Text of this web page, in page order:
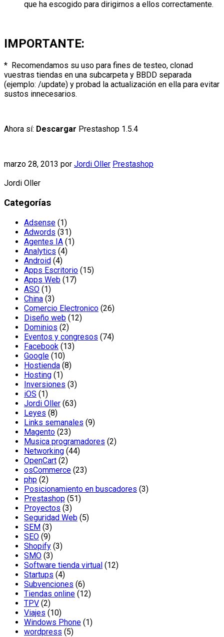
que ha escogido para dirigirnos a ellos correctamente.
IMPORTANTE:
* Recomendamos su uso para fines de testeo, clonad
vuestras tiendas en una subcarpeta y BBDD separada
(ejemplo: /update) y probad la actualización en ella para evitar
sustos innecesarios.
Ahora sí: Descargar Prestashop 1.5.4
marzo 28, 2013 por Jordi Oller Prestashop
Jordi Oller
Categorías
Adsense (1)
Adwords (31)
Agentes IA (1)
Analytics (4)
Android (4)
Apps Escritorio (15)
Apps Web (17)
ASO (1)
China (3)
Comercio Electronico (26)
Diseño web (12)
Dominios (2)
Eventos y congresos (74)
Facebook (13)
Google (10)
Hostienda (8)
Hosting (1)
Inversiones (3)
iOS (1)
Jordi Oller (63)
Leyes (8)
Links semanales (9)
Magento (23)
Musica programadores (2)
Networking (44)
OpenCart (2)
osCommerce (23)
php (2)
Posicionamiento en buscadores (3)
Prestashop (51)
Proyectos (3)
Seguridad Web (5)
SEM (3)
SEO (9)
Shopify (3)
SMO (3)
Software tienda virtual (12)
Startups (4)
Subvenciones (6)
Tiendas online (12)
TPV (2)
Viajes (10)
Windows Phone (1)
wordpress (5)